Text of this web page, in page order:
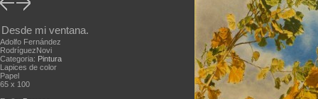
Desde mi ventana.
Adolfo Fernández
RodríguezNovi
Categoria: Pintura
Lapices de color
Papel
65 x 100